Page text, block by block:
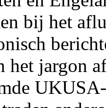
bij het
het jargon